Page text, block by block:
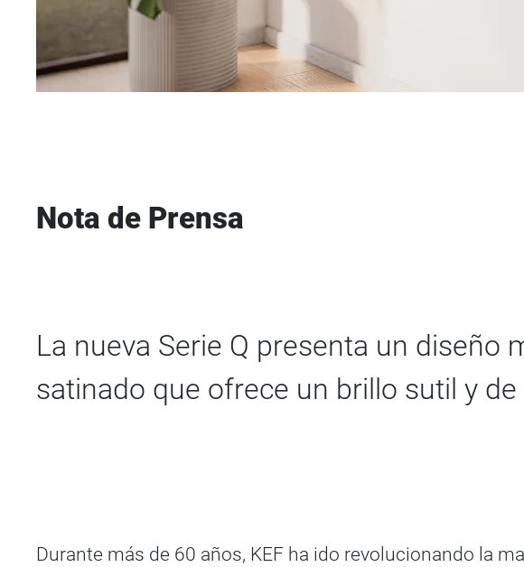
Nota de Prensa
La nueva Serie Q presenta un
satinado que ofrece un brillo sutil y
Durante más de 60 años, KEF ha ido revolucionando la